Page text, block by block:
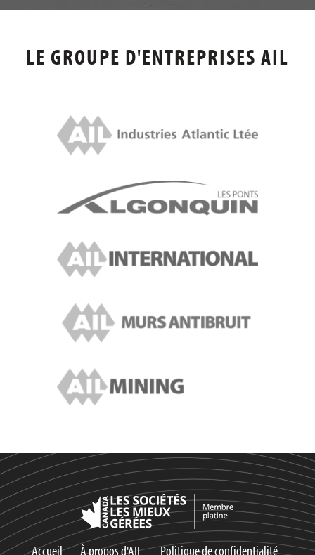
LE GROUPE D'ENTREPRISES AIL
Accueil À propos d'AIL Politique de confidentialité